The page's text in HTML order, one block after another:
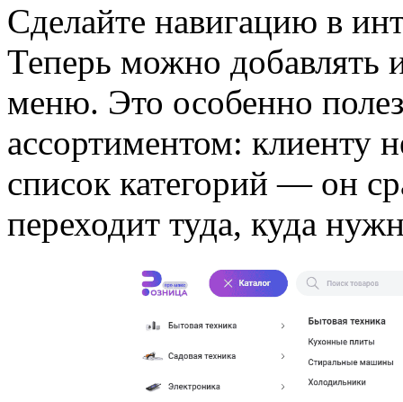
Сделайте навигацию в
Теперь можно добавлять
меню. Это особенно
ассортиментом: клиенту
список категорий — он
переходит туда, куда